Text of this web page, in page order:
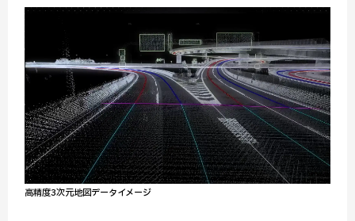
高精度3次元地図データイメージ